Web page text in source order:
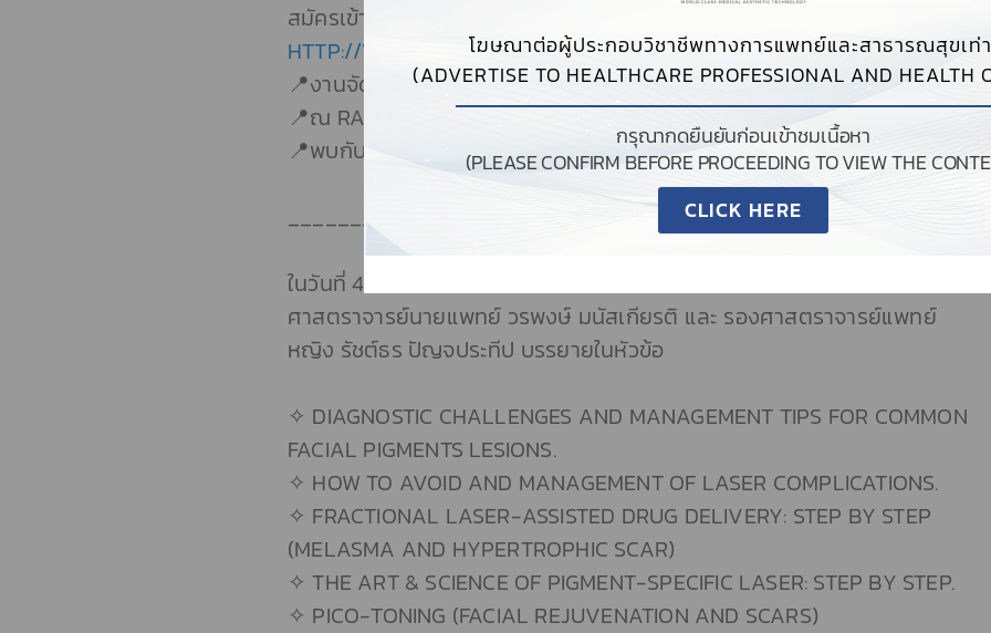
สมัครเข้าร่วมได้ที่ลิงค์ด้านล่างนี้ (รับจำนวนจำกัด)
HTTP://WWW.ADACWORLD.ORG/WEEKEND-FORUM
📍งานจัดเพียง 4 วัน (20-21 สิงหาคม, 3-4 กันยายน 2565)
📍ณ RADISSON BLU PLAZA, BANGKOK THE SUIT 3RD FLOOR.
📍พบกับบูธ TECHNICALBIOMED ในวันที่ 4 กันยายน 2565
__________________________
ในวันที่ 4 กันยายน 2565 บริษัท เทคนิคอลไบโอเมด จำกัด ได้รับเกียรติจาก
ศาสตราจารย์นายแพทย์ วรพงษ์ มนัสเกียรติ และ รองศาสตราจารย์แพทย์
หญิง รัชต์ธร ปัญจประทีป บรรยายในหัวข้อ
✧ DIAGNOSTIC CHALLENGES AND MANAGEMENT TIPS FOR COMMON
FACIAL PIGMENTS LESIONS.
✧ HOW TO AVOID AND MANAGEMENT OF LASER COMPLICATIONS.
✧ FRACTIONAL LASER-ASSISTED DRUG DELIVERY: STEP BY STEP
(MELASMA AND HYPERTROPHIC SCAR)
✧ THE ART & SCIENCE OF PIGMENT-SPECIFIC LASER: STEP BY STEP.
✧ PICO-TONING (FACIAL REJUVENATION AND SCARS)
โฆษณาต่อผู้ประกอบวิชาชีพทางการแพทย์และสาธารณสุขเท่
(ADVERTISE TO HEALTHCARE PROFESSIONAL AND HEALTH
กรุณากดยืนยันก่อนเข้าชมเนื้อหา
(PLEASE CONFIRM BEFORE PROCEEDING TO VIEW THE
CLICK HERE